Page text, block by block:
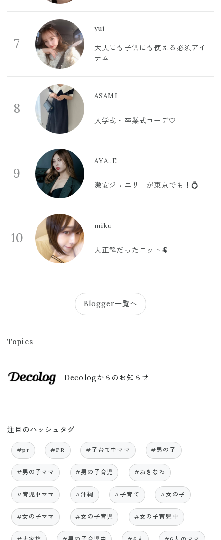
7
yui
大人にも子供にも使える必須アイ
テム
8
ASAMI
入学式・卒業式コーデ🤍
9
AYA..E
激安ジュエリーが東京でも！💍
10
miku
大正解だったニット🐏
Blogger一覧へ
Topics
Decologからのお知らせ
注目のハッシュタグ
#pr #PR #子育て中ママ #男の子
#男の子ママ #男の子育児 #おきなわ
#育児中ママ #沖縄 #子育て #女の子
#女の子ママ #女の子育児 #女の子育児中